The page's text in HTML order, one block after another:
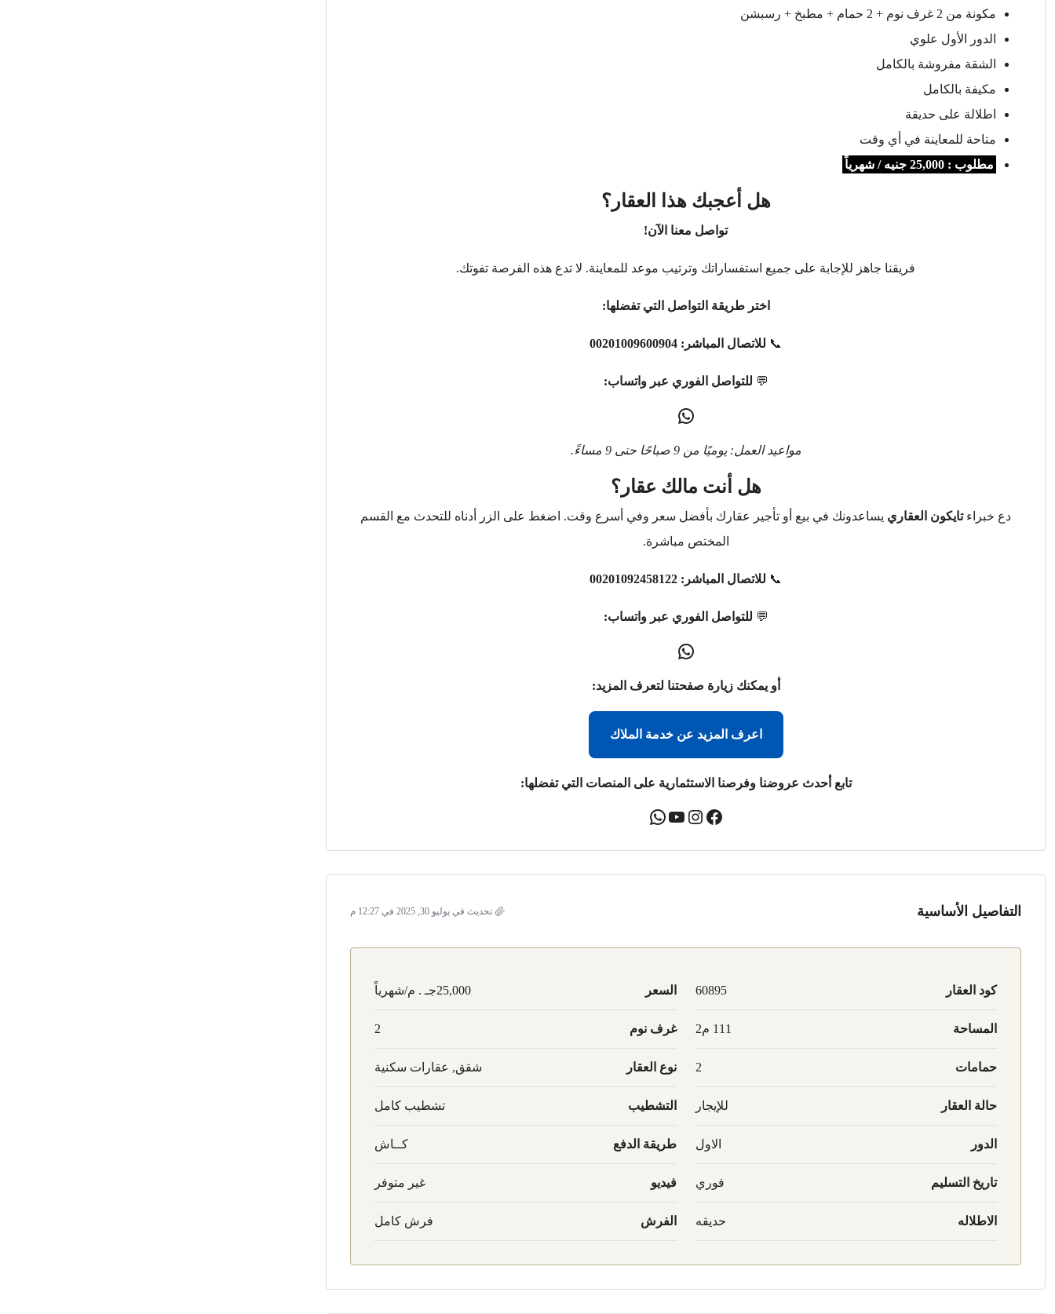
مكونة من 2 غرف نوم + 2 حمام + مطبخ + رسبشن
الدور الأول علوي
الشقة مفروشة بالكامل
مكيفة بالكامل
اطلالة على حديقة
متاحة للمعاينة في أي وقت
مطلوب : 25,000 جنيه / شهرياً
هل أعجبك هذا العقار؟
تواصل معنا الآن!
فريقنا جاهز للإجابة على جميع استفساراتك وترتيب موعد للمعاينة. لا تدع هذه الفرصة تفوتك.
اختر طريقة التواصل التي تفضلها:
📞 للاتصال المباشر: 00201009600904
💬 للتواصل الفوري عبر واتساب:
مواعيد العمل: يوميًا من 9 صباحًا حتى 9 مساءً.
هل أنت مالك عقار؟
دع خبراءتايكون العقاري يساعدونك في بيع أو تأجير عقارك بأفضل سعر وفي أسرع وقت. اضغط على الزر أدناه للتحدث مع القسم
المختص مباشرة.
📞 للاتصال المباشر: 00201092458122
💬 للتواصل الفوري عبر واتساب:
أو يمكنك زيارة صفحتنا لتعرف المزيد:
اعرف المزيد عن خدمة الملاك
تابع أحدث عروضنا وفرصنا الاستثمارية على المنصات التي تفضلها:
التفاصيل الأساسية تحديث في يوليو 30, 2025 في 12:27 م
كود العقار 60895 السعر 25,000جـ . م/شهرياً
المساحة 111 م2 غرف نوم 2
حمامات 2 نوع العقار شقق, عقارات سكنية
حالة العقار للإيجار التشطيب تشطيب كامل
الدور الاول طريقة الدفع كــاش
تاريخ التسليم فوري فيديو غير متوفر
الاطلاله حديقه الفرش فرش كامل